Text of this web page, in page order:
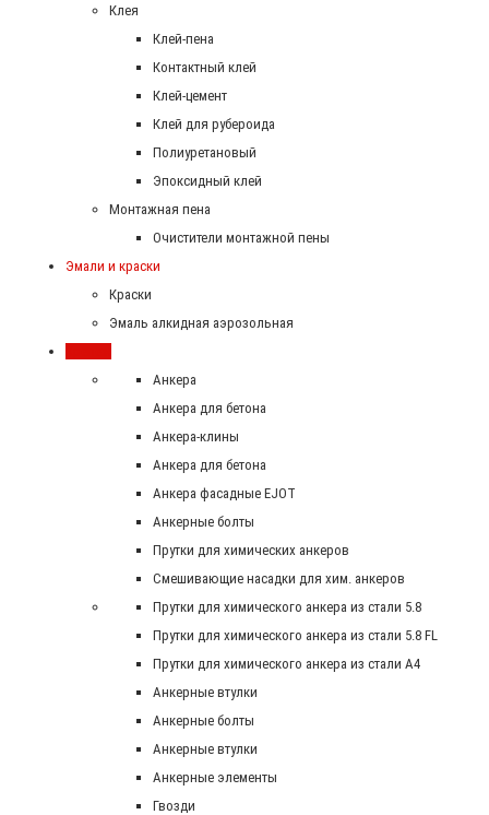
Клея
Клей-пена
Контактный клей
Клей-цемент
Клей для рубероида
Полиуретановый
Эпоксидный клей
Монтажная пена
Очистители монтажной пены
Эмали и краски
Краски
Эмаль алкидная аэрозольная
Анкера
Анкера для бетона
Анкера-клины
Анкера для бетона
Анкера фасадные EJOT
Анкерные болты
Прутки для химических анкеров
Смешивающие насадки для хим. анкеров
Прутки для химического анкера из стали 5.8
Прутки для химического анкера из стали 5.8 FL
Прутки для химического анкера из стали А4
Анкерные втулки
Анкерные болты
Анкерные втулки
Анкерные элементы
Гвозди